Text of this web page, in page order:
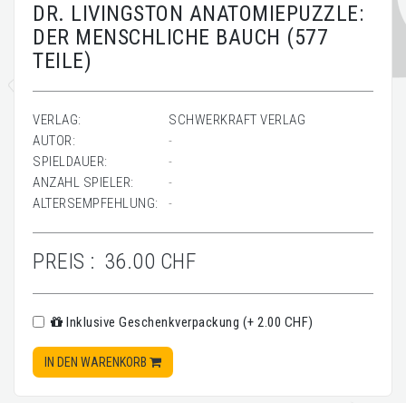
DR. LIVINGSTON ANATOMIEPUZZLE:
DER MENSCHLICHE BAUCH (577
TEILE)
VERLAG:
SCHWERKRAFT VERLAG
AUTOR:
-
SPIELDAUER:
-
ANZAHL SPIELER:
-
ALTERSEMPFEHLUNG:
-
PREIS : 36.00 CHF
Inklusive Geschenkverpackung (+ 2.00 CHF)
IN DEN WARENKORB